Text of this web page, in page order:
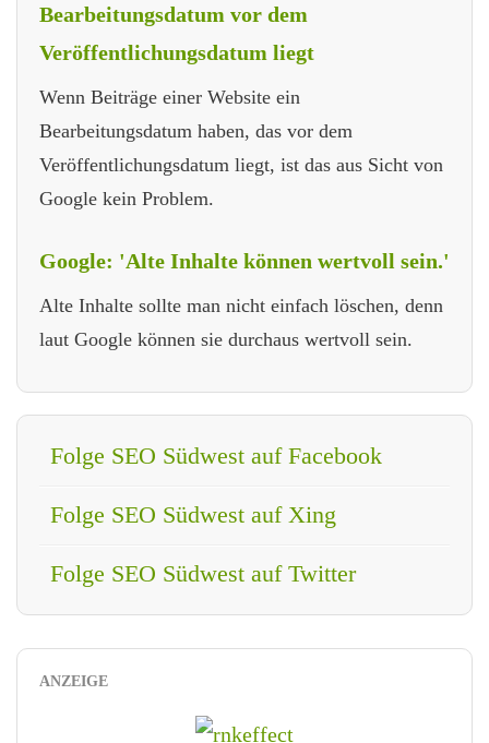
Bearbeitungsdatum vor dem
Veröffentlichungsdatum liegt
Wenn Beiträge einer Website ein
Bearbeitungsdatum haben, das vor dem
Veröffentlichungsdatum liegt, ist das aus Sicht von
Google kein Problem.
Google: 'Alte Inhalte können wertvoll sein.'
Alte Inhalte sollte man nicht einfach löschen, denn
laut Google können sie durchaus wertvoll sein.
Folge SEO Südwest auf Facebook
Folge SEO Südwest auf Xing
Folge SEO Südwest auf Twitter
ANZEIGE